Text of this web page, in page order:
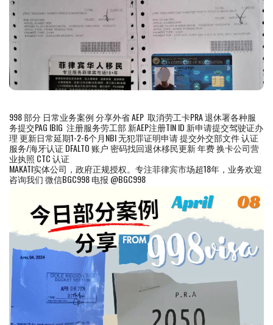
998 部分 日常业务案例 分享外省 AEP 取消劳工卡PRA 退休署各种服
务提交PAG IBIG 注册服务劳工部 新AEP注册TIN ID 新申请提交驾驶证办
理 更新日常延期1-2-6个月NBI 无犯罪证明申请 提交外交部文件 认证
服务/海牙认证 DFALTO 账户 密码找回退休移民更新 年费 换卡公司营
业执照 CTC 认证
MAKATI实体公司，政府正规授权。专注菲律宾市场超18年，业务欢迎
咨询我们 微信BGC998 电报 @BGC998